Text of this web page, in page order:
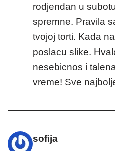
rodjendan u
spremne. Pravila
tvojoj torti. Kada
poslacu slike.
nesebicnos i
vreme! Sve
sofija